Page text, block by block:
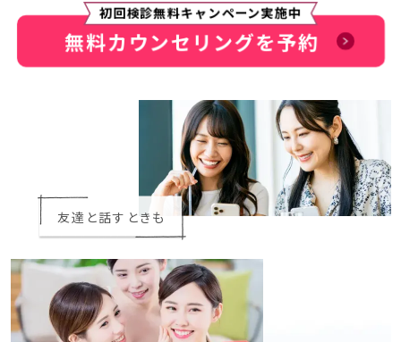
初回検診無料キャンペーン実施中
無料カウンセリングを予約
友達と話すときも